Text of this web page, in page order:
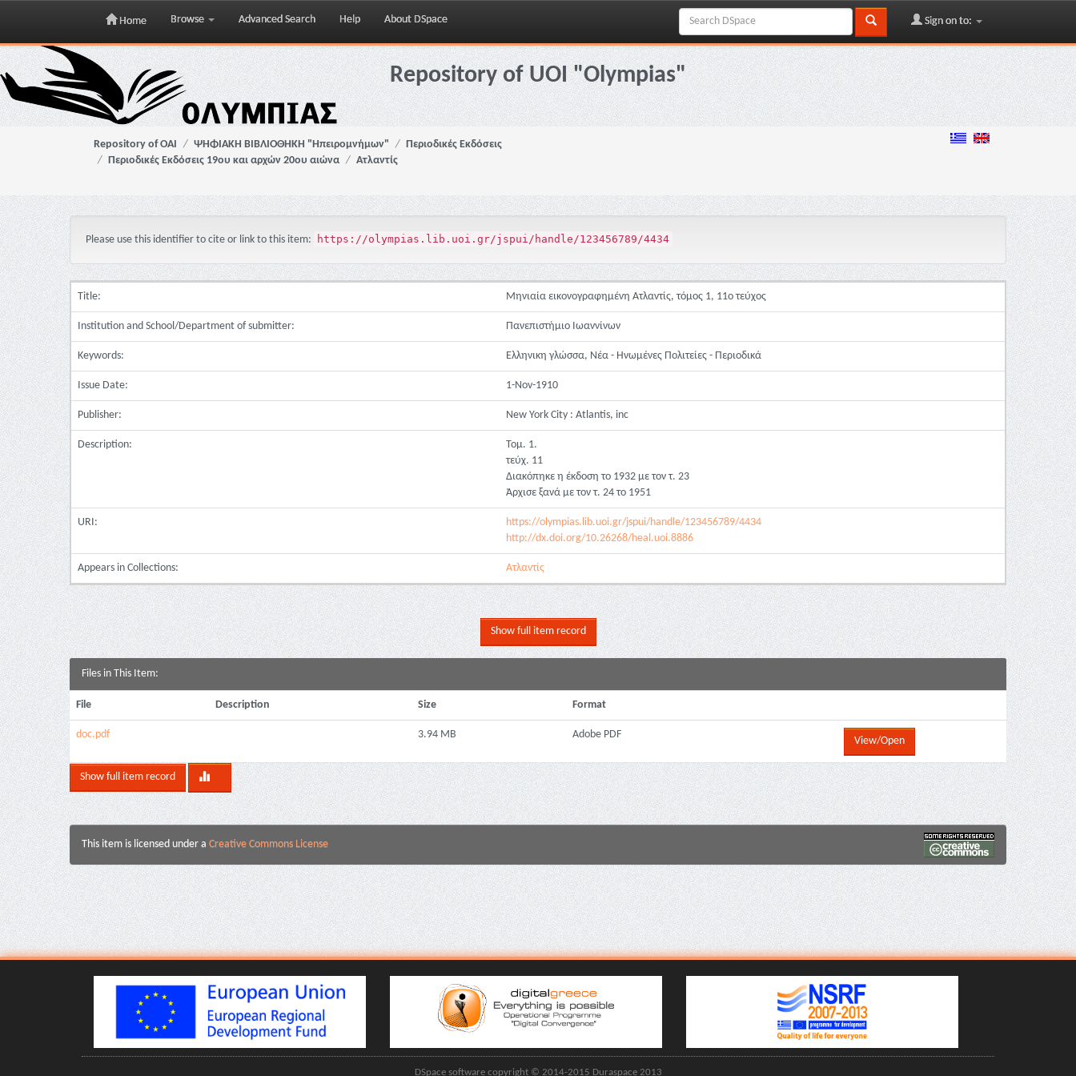
Skip
navigation
Home Browse Advanced Search Help About DSpace Sign on to:
Repository of UOI "Olympias"
Repository of OAI ΨΗΦΙΑΚΗ ΒΙΒΛΙΟΘΗΚΗ "Ηπειρομνήμων"
Περιοδικές Εκδόσεις
Περιοδικές Εκδόσεις 19ου και αρχών 20ου αιώνα
Ατλαντίς
Please use this identifier to cite or link to this item: https://olympias.lib.uoi.gr/jspui/handle/123456789/4434
Title: Μηνιαία εικονογραφημένη Ατλαντίς, τόμος 1, 11ο τεύχος
Institution and School/Department of submitter: Πανεπιστήμιο Ιωαννίνων
Keywords: Ελληνικη γλώσσα, Νέα - Ηνωμένες Πολιτείες - Περιοδικά
Issue Date: 1-Nov-1910
Publisher: New York City : Atlantis, inc
Description:
Τομ. 1.
τεύχ. 11
Διακόπηκε η έκδοση το 1932 με τον τ. 23
Άρχισε ξανά με τον τ. 24 το 1951
URI:
https://olympias.lib.uoi.gr/jspui/handle/123456789/4434
http://dx.doi.org/10.26268/heal.uoi.8886
Appears in Collections: Ατλαντίς
Show full item record
Files in This Item:
File Description Size Format
doc.pdf 3.94 MB Adobe PDF
View/Open
Show full item record
This item is licensed under a Creative Commons License
DSpace software copyright © 2014-2015 Duraspace 2013